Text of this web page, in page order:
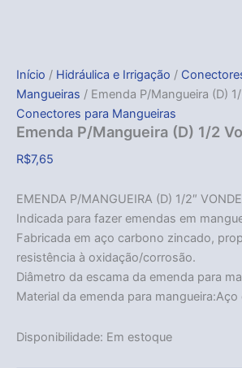
Início / Hidráulica e Irrigação /
Mangueiras / Emenda P/Mangueira (D)
Conectores para Mangueiras
Emenda P/Mangueira (D) 1/2
R$7,65
EMENDA P/MANGUEIRA (D) 1/2″
Indicada para fazer emendas em
Fabricada em aço carbono zincado,
resistência à oxidação/corrosão.
Diâmetro da escama da emenda para
Material da emenda para
Disponibilidade: Em estoque